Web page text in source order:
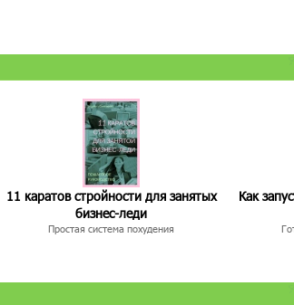
11 каратов стройности для занятых
бизнес-леди
Простая система похудения
Как